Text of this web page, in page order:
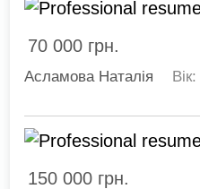
70 000 грн.
Асламова Наталія Вік:
150 000 грн.